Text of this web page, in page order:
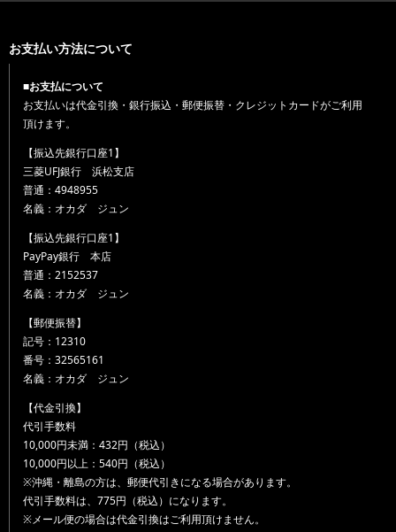
お支払い方法について
■お支払について
お支払いは代金引換・銀行振込・郵便振替・クレジットカードがご利用
頂けます。
【振込先銀行口座1】
三菱UFJ銀行 浜松支店
普通：4948955
名義：オカダ ジュン
【振込先銀行口座1】
PayPay銀行 本店
普通：2152537
名義：オカダ ジュン
【郵便振替】
記号：12310
番号：32565161
名義：オカダ ジュン
【代金引換】
代引手数料
10,000円未満：432円（税込）
10,000円以上：540円（税込）
※沖縄・離島の方は、郵便代引きになる場合があります。
代引手数料は、775円（税込）になります。
※メール便の場合は代金引換はご利用頂けません。